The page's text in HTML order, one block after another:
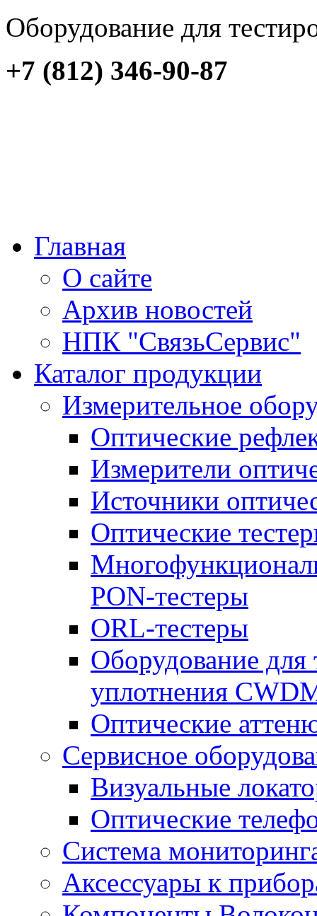
Оборудование для
+7 (812) 346-90-87
Главная
О сайте
Архив новостей
НПК "СвязьСервис"
Каталог продукции
Измерительное
Оптические
Измерители
Источники
Оптические
PON-тестеры
ORL-тестеры
Оборудование для
уплотнения
Оптические
Сервисное
Визуальные
Оптические
Система
Аксессуары к